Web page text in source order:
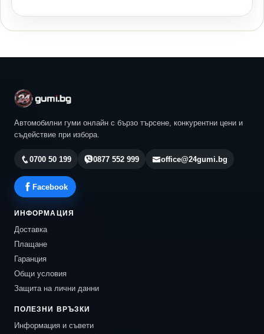
Автомобилни гуми онлайн с бързо търсене, конкурентни цени и
съдействие при избора.
0700 50 199 0877 552 999 office@24gumi.bg
Facebook
ИНФОРМАЦИЯ
Доставка
Плащане
Гаранция
Общи условия
Защита на лични данни
ПОЛЕЗНИ ВРЪЗКИ
Информация и съвети